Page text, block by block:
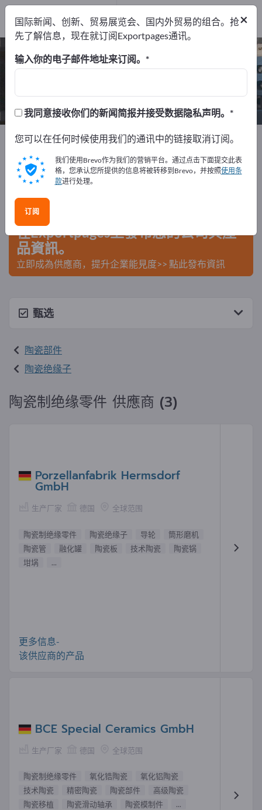
陶瓷制绝缘零件 – 查找制造商和供应商
3 3
出口商3
制造商3
Exportpages 部件/零件 零部件供应商
陶瓷部件
陶瓷制绝缘零件
在Exportpages免費刊登廣告！
需求 – 供應 – 二手商品 – 商業聯繫 >> 由此開始
在Exportpages上發布您的公司與產
品資訊。
立即成為供應商，提升企業能見度>> 點此發布資訊
甄选
陶瓷部件
陶瓷绝缘子
陶瓷制绝缘零件 供應商 (3)
Porzellanfabrik Hermsdorf
GmbH
生产厂家 德国 全球范围
陶瓷制绝缘零件 陶瓷绝缘子 导轮
筒形磨机
陶瓷管
融化罐 陶瓷板 技术陶瓷
陶瓷锅
坩埚
...
更多信息-
该供应商的产品
BCE Special Ceramics GmbH
生产厂家 德国 全球范围
陶瓷制绝缘零件 氧化锆陶瓷
氧化铝陶瓷
技术陶瓷
精密陶瓷 陶瓷部件
高级陶瓷
陶瓷移植
陶瓷滑动轴承 陶瓷模制件 ...
×
国际新闻、创新、贸易展览会、国内外贸易的组合。抢
先了解信息，现在就订阅Exportpages通讯。
输入你的电子邮件地址来订阅。
我同意接收你们的新闻简报并接受数据隐私声明。
您可以在任何时候使用我们的通讯中的链接取消订阅。
我们使用Brevo作为我们的营销平台。通过点击下面提交此表
格，您承认您所提供的信息将被转移到Brevo，并按照使用条
款进行处理。
订阅